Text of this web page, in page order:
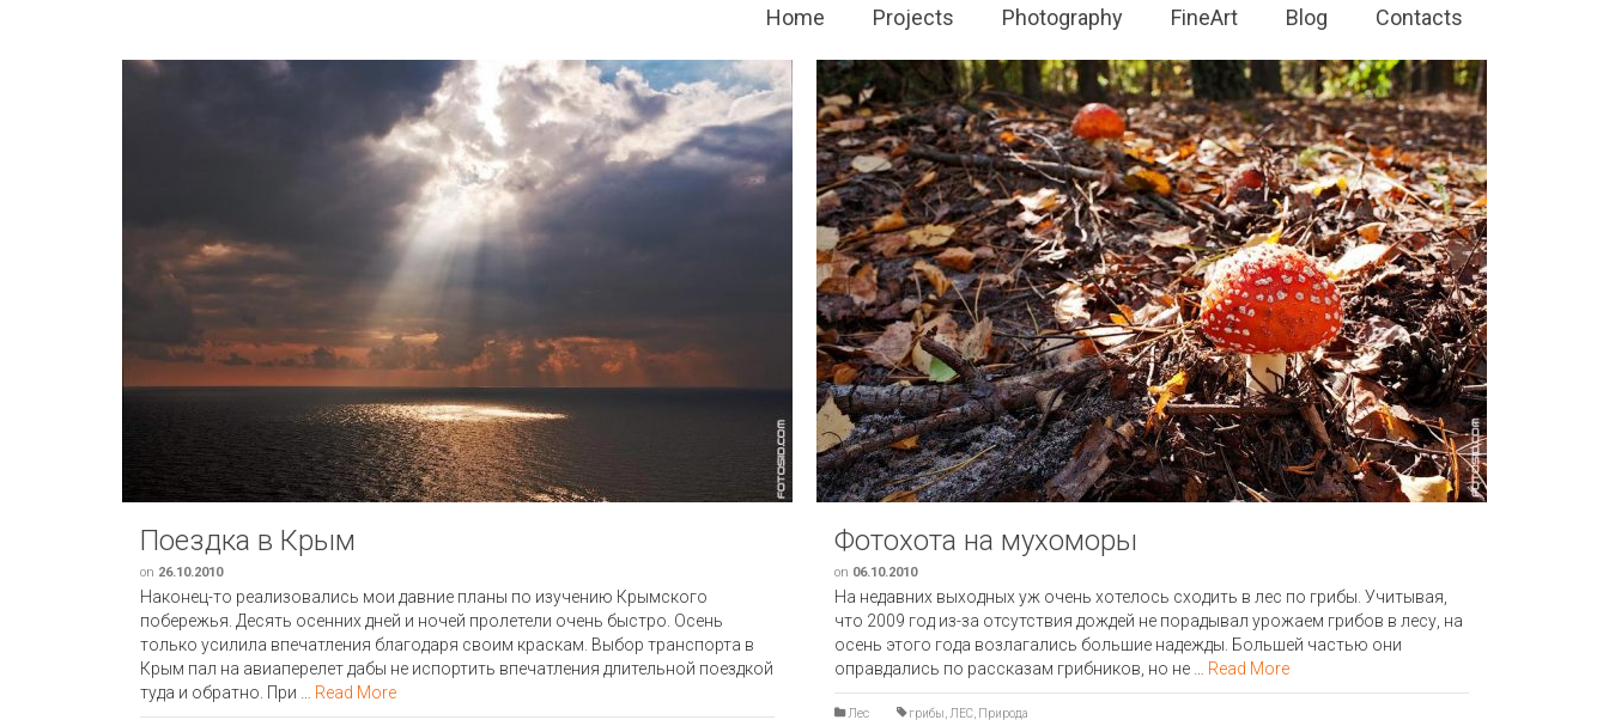
Home Projects Photography FineArt Blog Contacts
Поездка в Крым
on 26.10.2010
Наконец-то реализовались мои давние планы по изучению Крымского
побережья. Десять осенних дней и ночей пролетели очень быстро. Осень
только усилила впечатления благодаря своим краскам. Выбор транспорта в
Крым пал на авиаперелет дабы не испортить впечатления длительной поездкой
туда и обратно. При … Read More
Фотохота на мухоморы
on 06.10.2010
На недавних выходных уж очень хотелось сходить в лес по грибы. Учитывая,
что 2009 год из-за отсутствия дождей не порадывал урожаем грибов в лесу, на
осень этого года возлагались большие надежды. Большей частью они
оправдались по рассказам грибников, но не … Read More
Лес грибы ЛЕС Природа